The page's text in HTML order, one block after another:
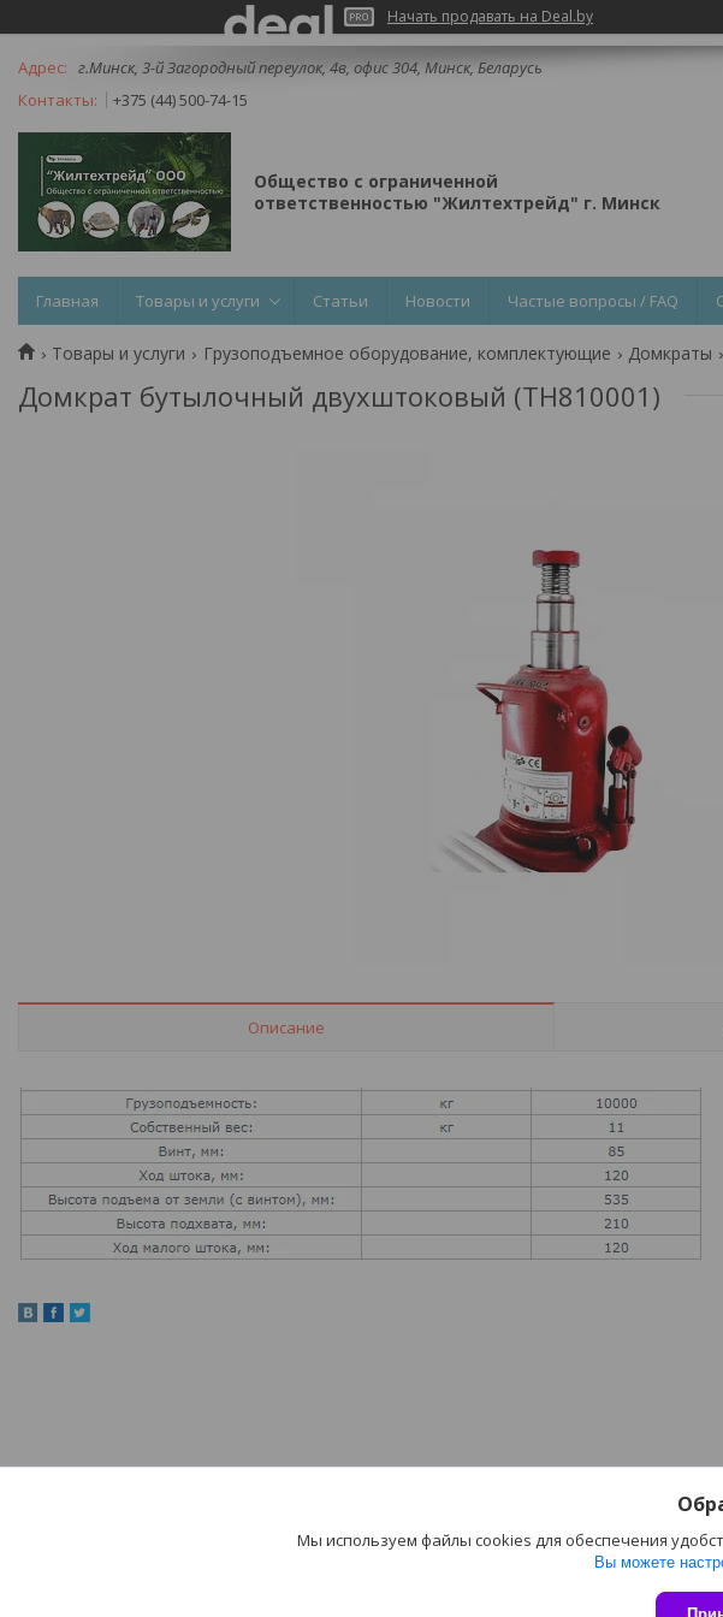
Начать продавать на Deal.by
г.Минск, 3-й Загородный переулок, 4в, офис 304, Минск, Беларусь
+375 (44) 500-74-15
Общество с ограниченной
ответственностью "Жилтехтрейд" г. Минск
Главная Товары и услуги Статьи Новости Частые вопросы / FAQ
Товары и услуги Грузоподъемное оборудование, комплектующие Домкраты
Домкрат бутылочный двухштоковый (ТН810001)
Описание
Мы используем файлы cookies для обеспечения
Вы можете